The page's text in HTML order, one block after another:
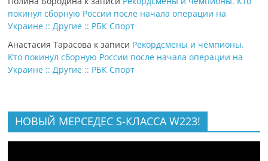
покинул сборную России после начала операции на
Украине :: Другие :: РБК Спорт
Анастасия Тарасова к записи Рекордсмены и чемпионы.
Кто покинул сборную России после начала операции на
Украине :: Другие :: РБК Спорт
НОВЫЙ МЕРСЕДЕС S-КЛАССА W223!